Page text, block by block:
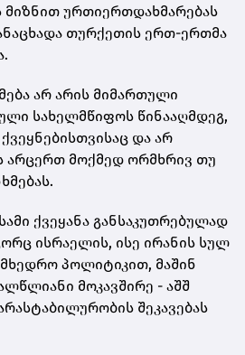
ურთიერთდახმარებას
თურქეთის ერთ-ერთმა
არ არის მიმართული
სახელმწიფოს წინააღმდეგ,
და არ
არცერთ მოქმედ ორმხრივ თუ
ქვეყანა განსაკუთრებულად
ისრაელის, ისე ირანის სულ
პოლიტიკით, მაშინ
მოკავშირე - აშშ
შეკავებას